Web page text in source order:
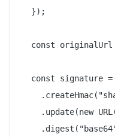
  });
const
const signature =
.update(new